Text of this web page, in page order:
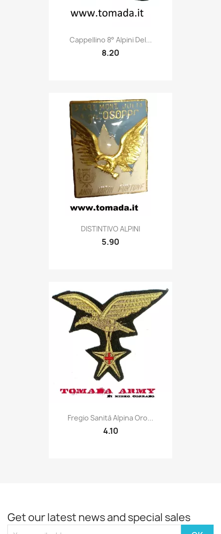
Quick view
Cappellino 8° Alpini Del...
8.20
Quick view
DISTINTIVO ALPINI
5.90
Quick view
Fregio Sanità Alpina Oro...
4.10
Get our latest news and special sales